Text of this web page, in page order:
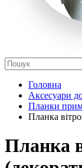
Головна
Аксесуари
Планки
Планка
Планка